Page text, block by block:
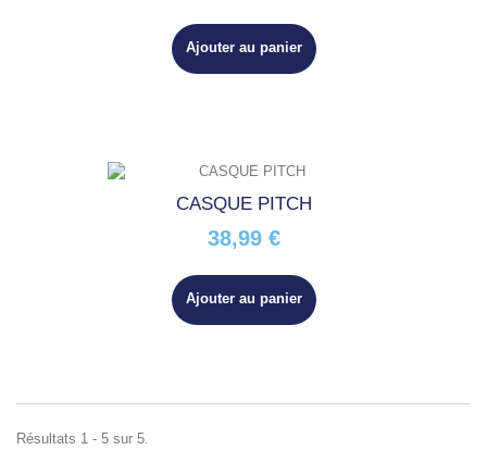
Ajouter au panier
CASQUE PITCH
38,99 €
Ajouter au panier
Résultats 1 - 5 sur 5.